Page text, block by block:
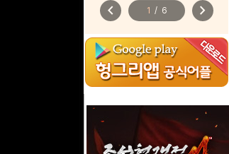
chevron_left 1 / 6 chevron_right